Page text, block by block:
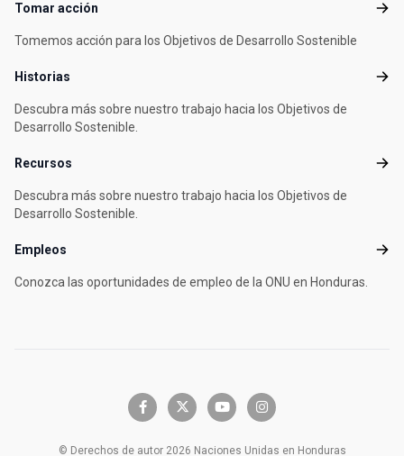
Tomar acción
Tomemos acción para los Objetivos de Desarrollo Sostenible
Historias
Descubra más sobre nuestro trabajo hacia los Objetivos de
Desarrollo Sostenible.
Recursos
Descubra más sobre nuestro trabajo hacia los Objetivos de
Desarrollo Sostenible.
Empleos
Conozca las oportunidades de empleo de la ONU en Honduras.
facebook-fx-twitter youtube instagram
© Derechos de autor 2026 Naciones Unidas en Honduras